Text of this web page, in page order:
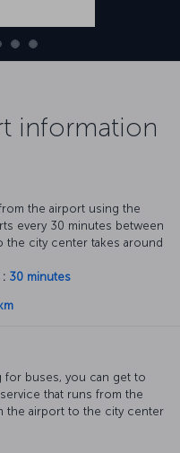
information
the airport using the
every 30 minutes between
the city center takes around
: 30 minutes
for buses, you can get to
that runs from the
the airport to the city center